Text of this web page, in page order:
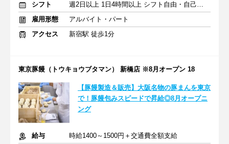
シフト
週2日以上 1日4時間以上 シフト自由・自己申告
雇用形態
アルバイト・パート
アクセス
新宿駅 徒歩1分
東京豚饅（トウキョウブタマン） 新橋店 ※8月オープン 18
【豚饅製造＆販売】大阪名物の豚まんを東京
で！豚饅包みスピードで昇給◎8月オープニ
ング
給与 時給1400～1500円＋交通費全額支給